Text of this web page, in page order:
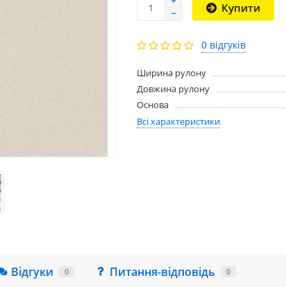
Купити
0 відгуків
Ширина рулону
Довжина рулону
Основа
Всі характеристики
Відгуки 0 Питання-відповідь 0